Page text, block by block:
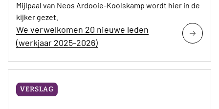
Mijlpaal van Neos Ardooie-Koolskamp wordt hier in de
kijker gezet.
We verwelkomen 20 nieuwe leden
(werkjaar 2025-2026)
VERSLAG